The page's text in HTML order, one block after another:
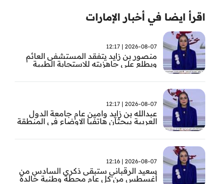
اقرأ ايضا في أخبار الإمارات
2026-08-07 | 12:17
منصور بن زايد يتفقد المستشفى العائم
ويطلع على جاهزيته للاستجابة الطبية
2026-08-07 | 12:17
عبدالله بن زايد وامين عام جامعة الدول
العربية يبحثان هاتفيا الاوضاع في المنطقة
2026-08-07 | 12:16
سعيد الرقباني ستبقى ذكرى السادس من
أغسطس من كل عام محطة وطنية خالدة